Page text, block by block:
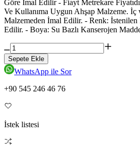
Göre İmal Edilir - Fiayt Metrekare
Ve Kullanıma Uygun Ahşap Malzeme. İç
Malzemeden İmal Edilir. - Renk:
Edilir. - Boya: Su Bazlı Kanserojen
Sepete Ekle
WhatsApp ile Sor
+90 545 246 46 76
İstek listesi